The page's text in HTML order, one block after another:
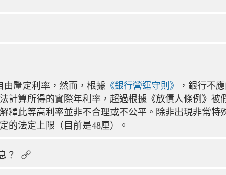
由釐定利率，然而，根據 《銀行營運守則》
，銀行不
計算所得的實際年利率，超過根據《放債人條例》被
釋此等高利率並非不合理或不公平。除非出現非常特
的法定上限（目前是48厘）。
？